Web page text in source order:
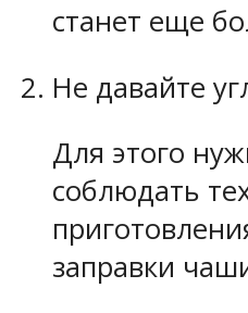
станет еще
Не давайте
Для этого
соблюдать
заправки